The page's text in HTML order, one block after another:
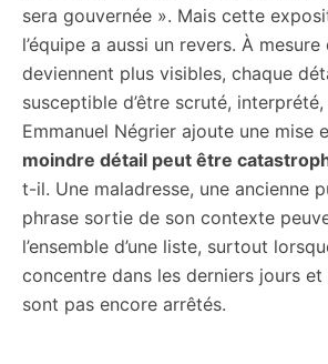
sera gouvernée ». Mais cette
l’équipe a aussi un revers. À
deviennent plus visibles, chaque
susceptible d’être scruté,
Emmanuel Négrier ajoute une mise
moindre détail peut être
t-il. Une maladresse, une ancienne
phrase sortie de son contexte
l’ensemble d’une liste, surtout
concentre dans les derniers jours
sont pas encore arrêtés.